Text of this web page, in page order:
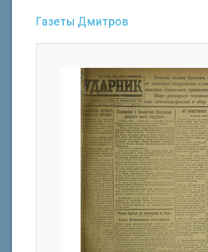
Газеты Дмитров